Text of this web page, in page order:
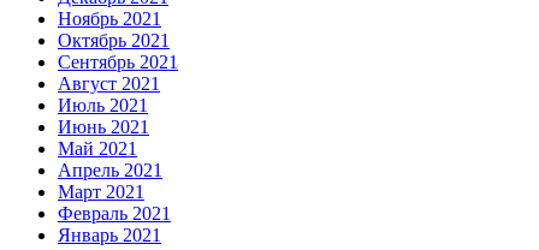
Ноябрь 2021
Октябрь 2021
Сентябрь 2021
Август 2021
Июль 2021
Июнь 2021
Май 2021
Апрель 2021
Март 2021
Февраль 2021
Январь 2021